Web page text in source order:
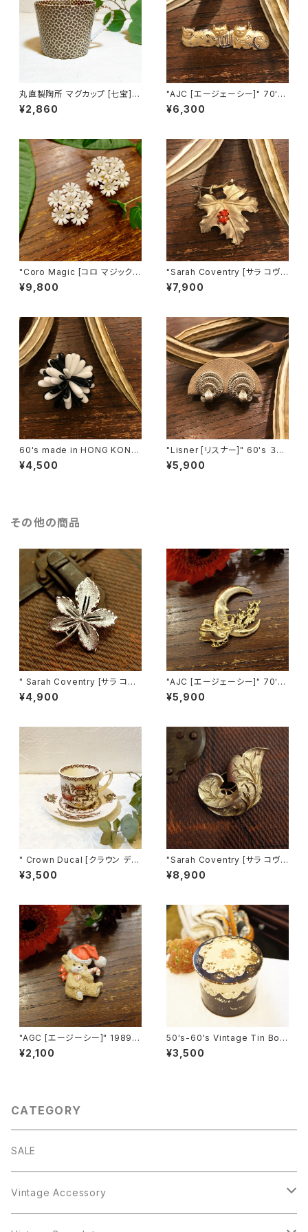
丸直製陶所 マグカップ [七宝]
（茶）
¥2,860
"AJC [エージェーシー]" 70's-
80's ３匹の猫ちゃんが並んだヴ
¥6,300
"Coro Magic [コロ マジック]"
60's NY買い付け 可憐な白い
花束のような磁石留めヴィンテ
¥9,800
"Sarah Coventry [サラ コヴェ
ントリー]" 1966年『BIT O' Fa
ntasy』ヴィンテージブローチ
¥7,900
60's made in HONG KONG
Black & White Flower Motif
ヴィンテージブローチ [BV-40
¥4,500
"Lisner [リスナー]" 60's ３つ
の輪を葉っぱで結んだようなヴ
¥5,900
その他の商品
" Sarah Coventry [サラ コヴ
ェントリー] " 1968年 "Ivy"シリ
ーズ ヴィンテージブローチ [BV
¥4,900
"AJC [エージェーシー]" 70's
三日月に向かって走るサンタク
ロースの雪車 ヴィンテージブロ
¥5,900
" Crown Ducal [クラウン デュ
カル] " 30's ヴィンテージ デミ
タスカップ＆ソーサー from FIR
¥3,500
"Sarah Coventry [サラ コヴェ
ントリー]" 1961年 "GOLDEN
Brocade" ヴィンテージブロー
¥8,900
"AGC [エージーシー]" 1989年
クリスマス帽を被ったキュートな
テディベアのヴィンテージブロ
¥2,100
50's-60's Vintage Tin Box
[OV-10]
¥3,500
CATEGORY
SALE
Vintage Accessory